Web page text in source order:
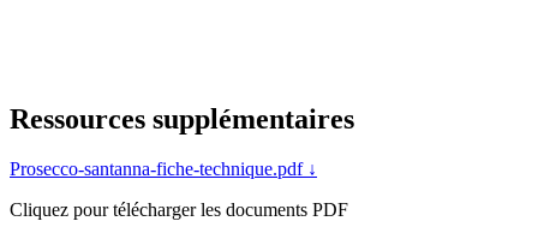
Ressources supplémentaires
Prosecco-santanna-fiche-technique.pdf ↓
Cliquez pour télécharger les documents PDF